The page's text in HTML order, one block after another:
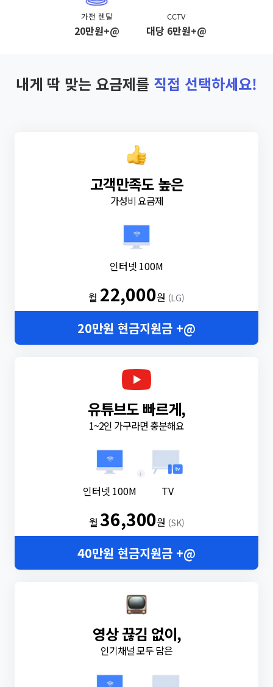
가전 렌탈
20만원+@
CCTV
대당 6만원+@
내게 딱 맞는 요금제를 직접 선택하세요!
고객만족도 높은
가성비 요금제
인터넷 100M
월 22,000원 (LG)
20만원 현금지원금 +@
유튜브도 빠르게,
1~2인 가구라면 충분해요
인터넷 100M
+
TV
월36,300원 (SK)
40만원 현금지원금 +@
영상 끊김 없이,
인기채널 모두 담은